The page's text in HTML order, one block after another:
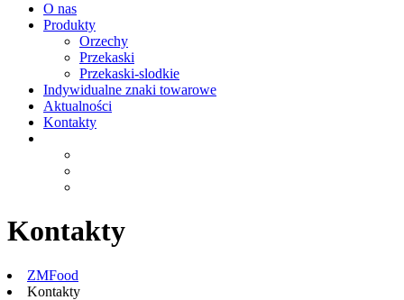
O nas
Produkty
Orzechy
Przekaski
Przekaski-slodkie
Indywidualne znaki towarowe
Aktualności
Kontakty
Kontakty
ZMFood
Kontakty